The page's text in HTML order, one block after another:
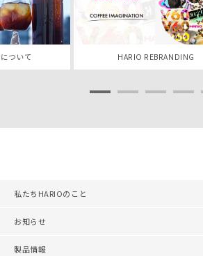
ついて HARIO REBRANDING
1 2 3 4
私たちHARIOのこと
お知らせ
製品情報